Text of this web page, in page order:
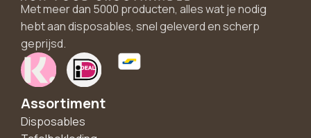
Met meer dan 5000 producten, alles wat je nodig
hebt aan disposables, snel geleverd en scherp
geprijsd.
Assortiment
Disposables